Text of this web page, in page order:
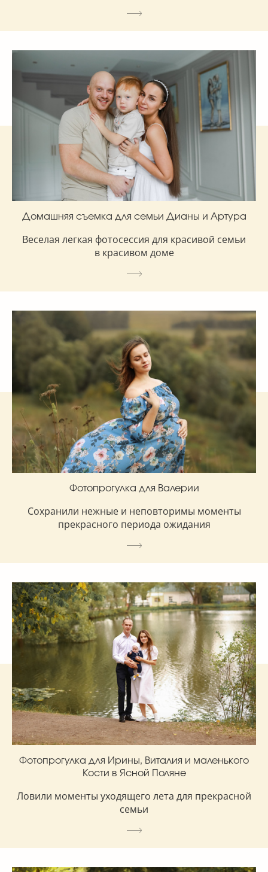
Домашняя съемка для семьи Дианы и Артура
Веселая легкая фотосессия для красивой семьи
в красивом доме
Фотопрогулка для Валерии
Сохранили нежные и неповторимы моменты
прекрасного периода ожидания
Фотопрогулка для Ирины, Виталия и маленького
Кости в Ясной Поляне
Ловили моменты уходящего лета для прекрасной
семьи